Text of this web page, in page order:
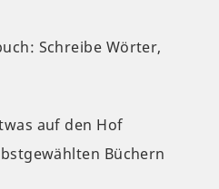
Schreibe Wörter,
auf den Hof
Büchern